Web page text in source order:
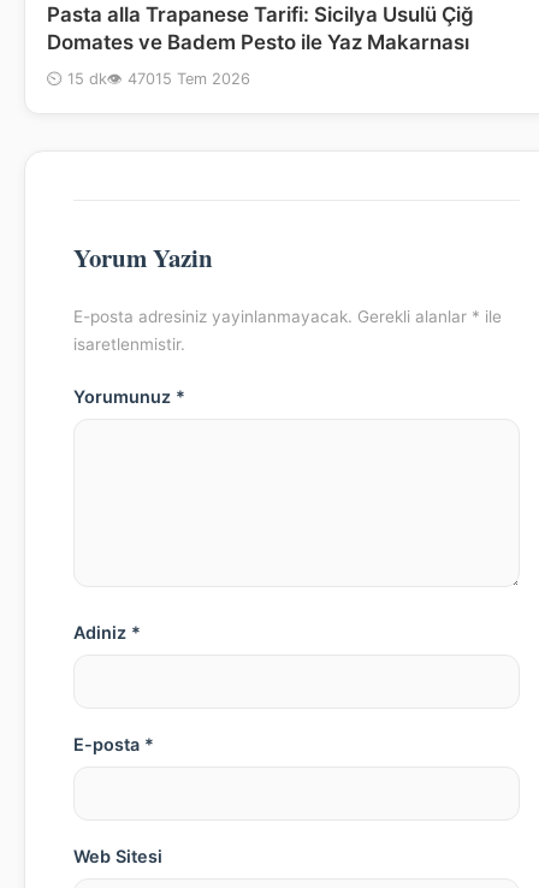
Pasta alla Trapanese Tarifi: Sicilya Usulü Çiğ
Domates ve Badem Pesto ile Yaz Makarnası
⏲ 15 dk👁 47015 Tem 2026
Yorum Yazin
E-posta adresiniz yayinlanmayacak. Gerekli alanlar * ile
isaretlenmistir.
Yorumunuz *
Adiniz *
E-posta *
Web Sitesi